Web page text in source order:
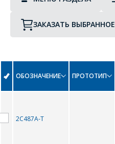
Транзисторы
ЗАКАЗАТЬ ВЫБРАННОЕ
ОБОЗНАЧЕНИЕ ПРОТОТИП
2С487А-Т